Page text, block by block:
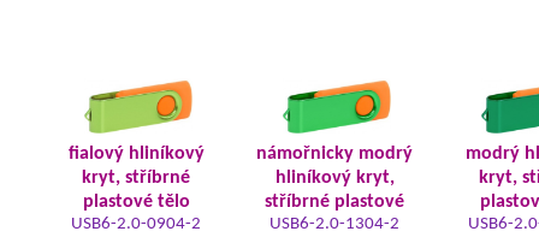
fialový hliníkový
kryt, stříbrné
plastové tělo
USB6-2.0-0904-2
námořnicky modrý
hliníkový kryt,
stříbrné plastové
USB6-2.0-1304-2
modrý
kryt,
USB6-